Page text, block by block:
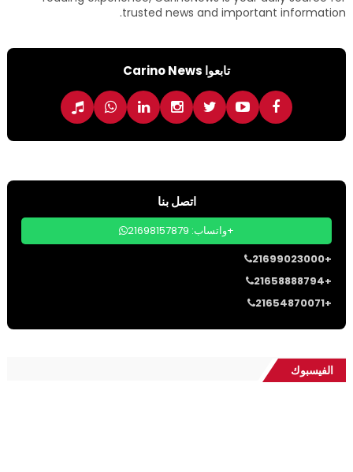
trusted news and important information.
تابعوا Carino News
اتصل بنا
واتساب: 21698157879+
21699023000+
21658888794+
21654870071+
الفيسبوك